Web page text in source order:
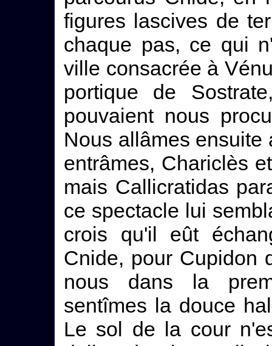
figures lascives de
chaque pas, ce qui
ville consacrée à
portique de
pouvaient nous
Nous allâmes ensuite
entrâmes, Chariclès
mais Callicratidas
ce spectacle lui
crois qu'il eût
Cnide, pour Cupidon
nous dans la
sentîmes la douce
Le sol de la cour